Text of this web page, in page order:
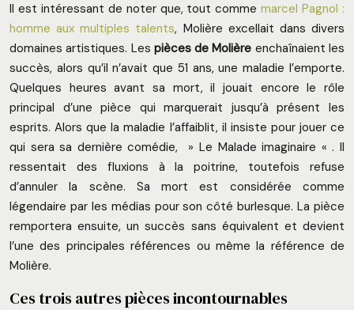
Il est intéressant de noter que, tout commemarcel Pagnol :
homme aux multiples talents, Molière excellait dans divers
domaines artistiques. Les pièces de Molière enchaînaient les
succès, alors qu’il n’avait que 51 ans, une maladie l’emporte.
Quelques heures avant sa mort, il jouait encore le rôle
principal d’une pièce qui marquerait jusqu’à présent les
esprits. Alors que la maladie l’affaiblit, il insiste pour jouer ce
qui sera sa dernière comédie, » Le Malade imaginaire « . Il
ressentait des fluxions à la poitrine, toutefois refuse
d’annuler la scène. Sa mort est considérée comme
légendaire par les médias pour son côté burlesque. La pièce
remportera ensuite, un succès sans équivalent et devient
l’une des principales références ou même la référence de
Molière.
Ces trois autres pièces incontournables